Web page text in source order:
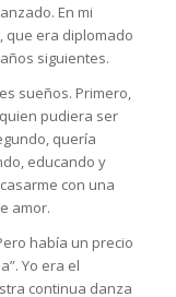
En mi
que era diplomado
siguientes.
sueños. Primero,
pudiera ser
quería
educando y
con una
amor.
había un precio
Yo era el
continua danza